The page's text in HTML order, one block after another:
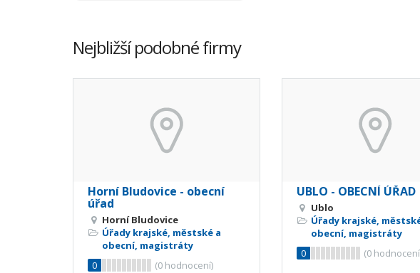
Nejbližší podobné firmy
Horní Bludovice - obecní
úřad
Horní Bludovice
Úřady krajské, městské a
obecní, magistráty
0
(0 hodnocení)
UBLO - OBECNÍ ÚŘAD
Ublo
Úřady krajské,
obecní, magistráty
0
(0